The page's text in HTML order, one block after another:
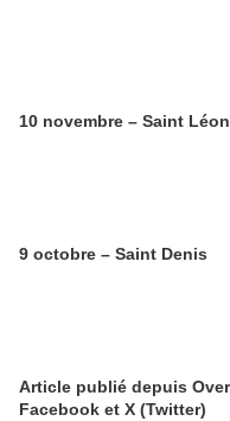
10 novembre – Saint Léon
9 octobre – Saint Denis
Article publié depuis Overblog et
Facebook et X (Twitter)